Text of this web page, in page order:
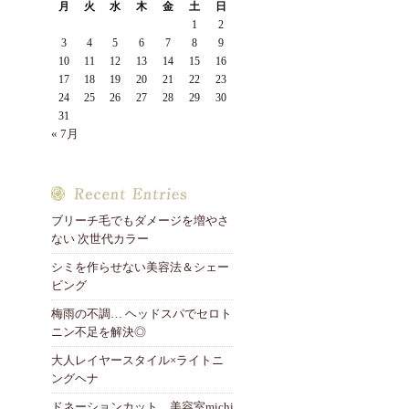
月 火 水 木 金 土
日
1
2
3
4 5 6 7 8
9
10
11 12 13 14 15
16
17
18 19 20 21 22
23
24
25 26 27 28 29
30
31
« 7月
ブリーチ毛でもダメージを増やさ
ない 次世代カラー
シミを作らせない美容法＆シェー
ビング
梅雨の不調… ヘッドスパでセロト
ニン不足を解決◎
大人レイヤースタイル×ライトニ
ングヘナ